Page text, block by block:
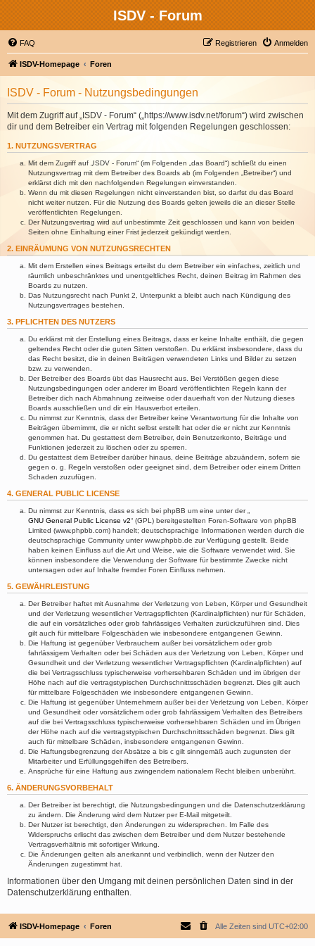
ISDV - Forum
FAQ Anmelden
Registrieren
ISDV-Homepage Foren
ISDV - Forum - Nutzungsbedingungen
Mit dem Zugriff auf „ISDV - Forum“ („https://www.isdv.net/forum“) wird zwischen
dir und dem Betreiber ein Vertrag mit folgenden Regelungen geschlossen:
1. NUTZUNGSVERTRAG
Mit dem Zugriff auf „ISDV - Forum“ (im Folgenden „das Board“) schließt du einen
Nutzungsvertrag mit dem Betreiber des Boards ab (im Folgenden „Betreiber“) und
erklärst dich mit den nachfolgenden Regelungen einverstanden.
Wenn du mit diesen Regelungen nicht einverstanden bist, so darfst du das Board
nicht weiter nutzen. Für die Nutzung des Boards gelten jeweils die an dieser Stelle
veröffentlichten Regelungen.
Der Nutzungsvertrag wird auf unbestimmte Zeit geschlossen und kann von beiden
Seiten ohne Einhaltung einer Frist jederzeit gekündigt werden.
2. EINRÄUMUNG VON NUTZUNGSRECHTEN
Mit dem Erstellen eines Beitrags erteilst du dem Betreiber ein einfaches, zeitlich und
räumlich unbeschränktes und unentgeltliches Recht, deinen Beitrag im Rahmen des
Boards zu nutzen.
Das Nutzungsrecht nach Punkt 2, Unterpunkt a bleibt auch nach Kündigung des
Nutzungsvertrages bestehen.
3. PFLICHTEN DES NUTZERS
Du erklärst mit der Erstellung eines Beitrags, dass er keine Inhalte enthält, die gegen
geltendes Recht oder die guten Sitten verstoßen. Du erklärst insbesondere, dass du
das Recht besitzt, die in deinen Beiträgen verwendeten Links und Bilder zu setzen
bzw. zu verwenden.
Der Betreiber des Boards übt das Hausrecht aus. Bei Verstößen gegen diese
Nutzungsbedingungen oder anderer im Board veröffentlichten Regeln kann der
Betreiber dich nach Abmahnung zeitweise oder dauerhaft von der Nutzung dieses
Boards ausschließen und dir ein Hausverbot erteilen.
Du nimmst zur Kenntnis, dass der Betreiber keine Verantwortung für die Inhalte von
Beiträgen übernimmt, die er nicht selbst erstellt hat oder die er nicht zur Kenntnis
genommen hat. Du gestattest dem Betreiber, dein Benutzerkonto, Beiträge und
Funktionen jederzeit zu löschen oder zu sperren.
Du gestattest dem Betreiber darüber hinaus, deine Beiträge abzuändern, sofern sie
gegen o. g. Regeln verstoßen oder geeignet sind, dem Betreiber oder einem Dritten
Schaden zuzufügen.
4. GENERAL PUBLIC LICENSE
Du nimmst zur Kenntnis, dass es sich bei phpBB um eine unter der „
GNU General Public License v2“ (GPL) bereitgestellten Foren-Software von phpBB
Limited (www.phpbb.com) handelt; deutschsprachige Informationen werden durch die
deutschsprachige Community unter www.phpbb.de zur Verfügung gestellt. Beide
haben keinen Einfluss auf die Art und Weise, wie die Software verwendet wird. Sie
können insbesondere die Verwendung der Software für bestimmte Zwecke nicht
untersagen oder auf Inhalte fremder Foren Einfluss nehmen.
5. GEWÄHRLEISTUNG
Der Betreiber haftet mit Ausnahme der Verletzung von Leben, Körper und Gesundheit
und der Verletzung wesentlicher Vertragspflichten (Kardinalpflichten) nur für Schäden,
die auf ein vorsätzliches oder grob fahrlässiges Verhalten zurückzuführen sind. Dies
gilt auch für mittelbare Folgeschäden wie insbesondere entgangenen Gewinn.
Die Haftung ist gegenüber Verbrauchern außer bei vorsätzlichem oder grob
fahrlässigem Verhalten oder bei Schäden aus der Verletzung von Leben, Körper und
Gesundheit und der Verletzung wesentlicher Vertragspflichten (Kardinalpflichten) auf
die bei Vertragsschluss typischerweise vorhersehbaren Schäden und im übrigen der
Höhe nach auf die vertragstypischen Durchschnittsschäden begrenzt. Dies gilt auch
für mittelbare Folgeschäden wie insbesondere entgangenen Gewinn.
Die Haftung ist gegenüber Unternehmern außer bei der Verletzung von Leben, Körper
und Gesundheit oder vorsätzlichem oder grob fahrlässigem Verhalten des Betreibers
auf die bei Vertragsschluss typischerweise vorhersehbaren Schäden und im Übrigen
der Höhe nach auf die vertragstypischen Durchschnittsschäden begrenzt. Dies gilt
auch für mittelbare Schäden, insbesondere entgangenen Gewinn.
Die Haftungsbegrenzung der Absätze a bis c gilt sinngemäß auch zugunsten der
Mitarbeiter und Erfüllungsgehilfen des Betreibers.
Ansprüche für eine Haftung aus zwingendem nationalem Recht bleiben unberührt.
6. ÄNDERUNGSVORBEHALT
Der Betreiber ist berechtigt, die Nutzungsbedingungen und die Datenschutzerklärung
zu ändern. Die Änderung wird dem Nutzer per E-Mail mitgeteilt.
Der Nutzer ist berechtigt, den Änderungen zu widersprechen. Im Falle des
Widerspruchs erlischt das zwischen dem Betreiber und dem Nutzer bestehende
Vertragsverhältnis mit sofortiger Wirkung.
Die Änderungen gelten als anerkannt und verbindlich, wenn der Nutzer den
Änderungen zugestimmt hat.
Informationen über den Umgang mit deinen persönlichen Daten sind in der
Datenschutzerklärung enthalten.
ISDV-Homepage Foren Alle Zeiten sind UTC+02:00